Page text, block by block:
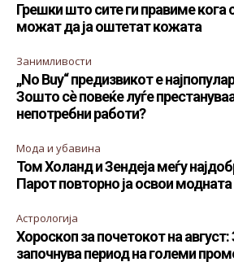
Грешки што сите ги правиме кога
можат да ја оштетат кожата
Занимливости
„No Buy“ предизвикот е
Зошто сè повеќе луѓе
непотребни работи?
Мода и убавина
Том Холанд и Зендеја меѓу
Парот повторно ја освои
Астрологија
Хороскоп за почетокот на август:
започнува период на големи